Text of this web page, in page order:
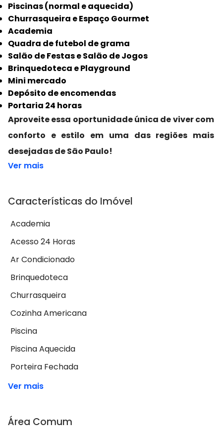
Piscinas (normal e aquecida)
Churrasqueira e Espaço Gourmet
Academia
Quadra de futebol de grama
Salão de Festas e Salão de Jogos
Brinquedoteca e Playground
Mini mercado
Depósito de encomendas
Portaria 24 horas
Aproveite essa oportunidade única de viver com
conforto e estilo em uma das regiões mais
desejadas de São Paulo!
Ver mais
Características do Imóvel
Academia
Acesso 24 Horas
Ar Condicionado
Brinquedoteca
Churrasqueira
Cozinha Americana
Piscina
Piscina Aquecida
Porteira Fechada
Ver mais
Área Comum